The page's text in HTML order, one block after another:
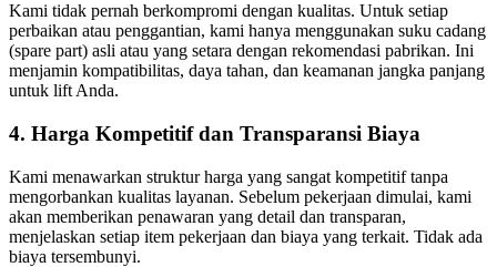
Kami tidak pernah berkompromi dengan kualitas. Untuk setiap
perbaikan atau penggantian, kami hanya menggunakan suku cadang
(spare part) asli atau yang setara dengan rekomendasi pabrikan. Ini
menjamin kompatibilitas, daya tahan, dan keamanan jangka panjang
untuk lift Anda.
4. Harga Kompetitif dan Transparansi Biaya
Kami menawarkan struktur harga yang sangat kompetitif tanpa
mengorbankan kualitas layanan. Sebelum pekerjaan dimulai, kami
akan memberikan penawaran yang detail dan transparan,
menjelaskan setiap item pekerjaan dan biaya yang terkait. Tidak ada
biaya tersembunyi.